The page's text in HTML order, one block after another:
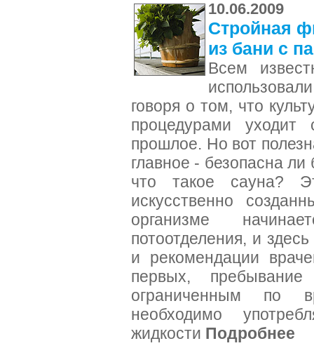
10.06.2009
Стройная
из бани с
Всем
говоря о том, что
процедурами
прошлое. Но вот
главное - безопасна
что такое сауна?
искусственно
организме
потоотделения, и
и рекомендации
первых,
ограниченным по
необходимо
жидкости Подробнее